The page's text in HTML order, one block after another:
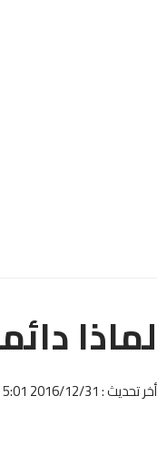
لماذا
أخر تحديث : 2016/12/31 at 5:01 مساءً